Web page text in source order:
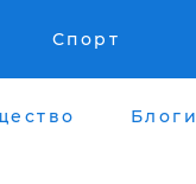
Спорт
Блоги